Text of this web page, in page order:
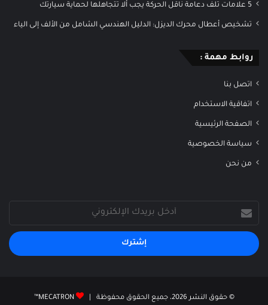
5 علامات تلف دعامة ناقل الحركة يجب ألا تتجاهلها لحماية سيارتك
تشخيص أعطال محرك الديزل: الدليل الهندسي الشامل من الألف إلى الياء
روابط مهمة :
اتصل بنا
اتفاقية الاستخدام
الصفحة الرئيسية
سياسة الخصوصية
من نحن
بريدك
الإلكتروني
© حقوق النشر 2026، جميع الحقوق محفوظة | MECATRON™